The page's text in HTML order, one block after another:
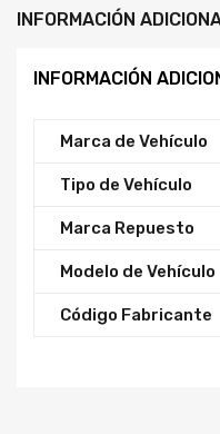
INFORMACIÓN
INFORMACIÓN
Marca de Vehículo
Tipo de Vehículo
Marca Repuesto
Modelo de Vehículo
Código Fabricante